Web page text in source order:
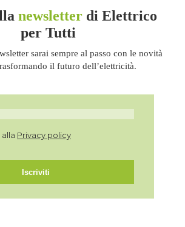
newsletter di Elettrico
per Tutti
sarai sempre al passo con le novità
il futuro dell’elettricità.
Privacy policy
Iscriviti